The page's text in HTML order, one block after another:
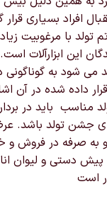
افراد بسیاری
تولد با مرغوبیت
این ابزارآلات
می شود به
قرار داده شده در آن
مناسب باید در
جشن تولد باشد.
به صرفه در فروش و
دستی و لیوان
است